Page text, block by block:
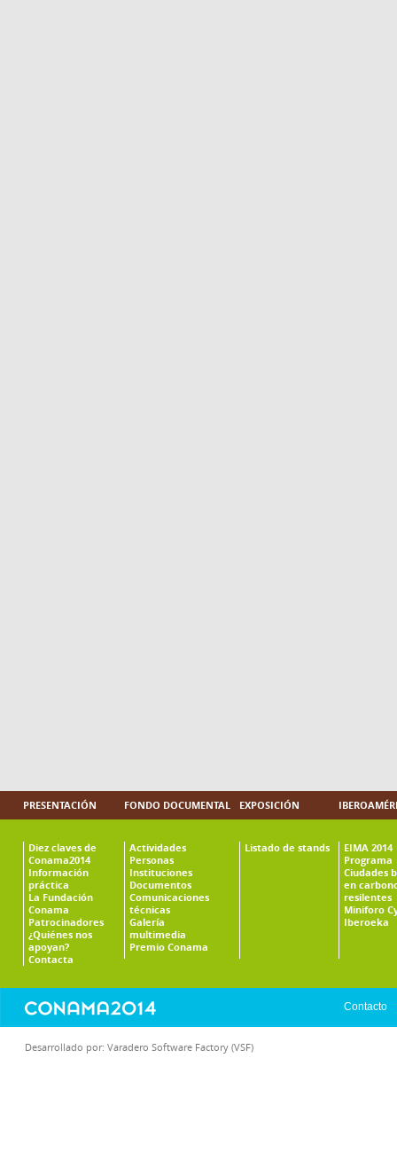
PRESENTACIÓN
Diez claves de
Conama2014
Información
práctica
La Fundación
Conama
Patrocinadores
¿Quiénes nos
apoyan?
Contacta
FONDO DOCUMENTAL
Actividades
Personas
Instituciones
Documentos
Comunicaciones
técnicas
Galería
multimedia
Premio Conama
EXPOSICIÓN
Listado de stands
EIMA 2014
Programa
Ciudades
en
resilentes
Miniforo
Iberoeka
Contacto
Desarrollado por: Varadero Software Factory (VSF)